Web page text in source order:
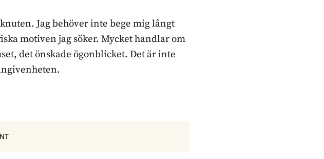
Jag behöver inte bege mig långt
motiven jag söker. Mycket handlar om
det önskade ögonblicket. Det är inte